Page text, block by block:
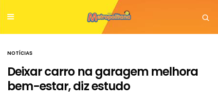
NOTÍCIAS
Deixar carro na garagem melhora
bem-estar, diz estudo